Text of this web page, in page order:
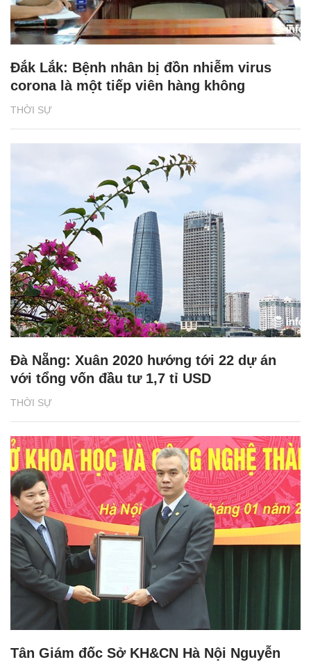
THỜI SỰ
Đắk Lắk: Bệnh nhân bị đồn nhiễm virus
corona là một tiếp viên hàng không
THỜI SỰ
Đà Nẵng: Xuân 2020 hướng tới 22 dự án
với tổng vốn đầu tư 1,7 tỉ USD
Tân Giám đốc Sở KH&CN Hà Nội Nguyễn